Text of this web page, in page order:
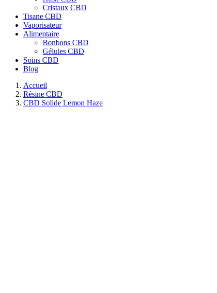
Cristaux CBD
Tisane CBD
Vaporisateur
Alimentaire
Bonbons CBD
Gélules CBD
Soins CBD
Blog
Accueil
Résine CBD
CBD Solide Lemon Haze